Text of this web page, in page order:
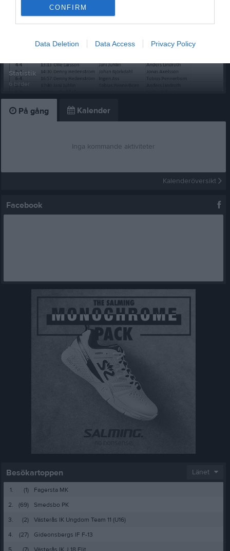
CONFIRM
Data Deletion Data Access Privacy Policy
Statistik
6 bilder
På gång Kalender
Inga kommande aktiviteter
Kalenderöversikt
Facebook
Besökartoppen Länet
1. (1)
Fagersta MK
2.
(69)
Smedsbo PK
3.
(2)
Västerås IK Ungdom Team 11 (U16)
4.
(27)
Gideonsbergs IF F-13
5.
(7) Västerås IK J 18 Elit